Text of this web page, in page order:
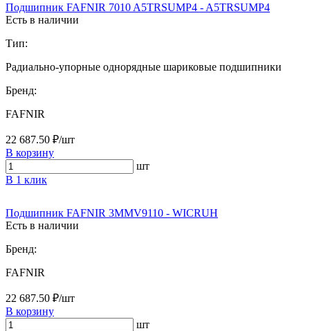
Подшипник FAFNIR 7010 A5TRSUMP4 - A5TRSUMP4
Есть в наличии
Тип:
Радиально-упорные однорядные шариковые подшипники
Бренд:
FAFNIR
22 687.50 ₽/шт
В корзину
шт
В 1 клик
Подшипник FAFNIR 3MMV9110 - WICRUH
Есть в наличии
Бренд:
FAFNIR
22 687.50 ₽/шт
В корзину
шт